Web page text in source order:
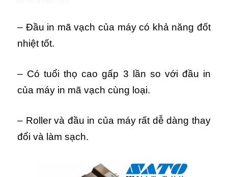
– Đầu in mã vạch của máy có khả năng đốt
nhiệt tốt.
– Có tuổi thọ cao gấp 3 lần so với đầu in
của máy in mã vạch cùng loại.
– Roller và đầu in của máy rất dễ dàng thay
đổi và làm sạch.